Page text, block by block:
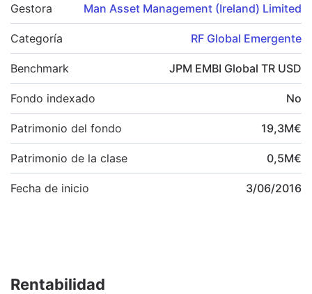
Gestora Man Asset Management (Ireland) Limited
Categoría RF Global Emergente
Benchmark JPM EMBI Global TR USD
Fondo indexado No
Patrimonio del fondo 19,3M€
Patrimonio de la clase 0,5M€
Fecha de inicio 3/06/2016
Rentabilidad